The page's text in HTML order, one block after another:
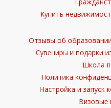
Купить
Отзывы об
Сувениры и подарки
Школа
Политика
Настройка и запуск
Визовые